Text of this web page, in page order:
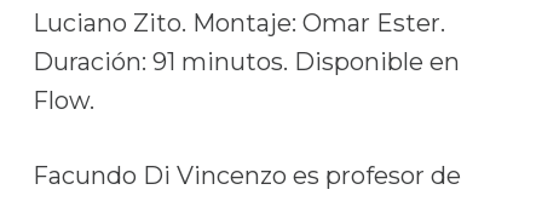
Luciano Zito. Montaje: Omar Ester.
Duración: 91 minutos. Disponible en
Flow.
Facundo Di Vincenzo es profesor de